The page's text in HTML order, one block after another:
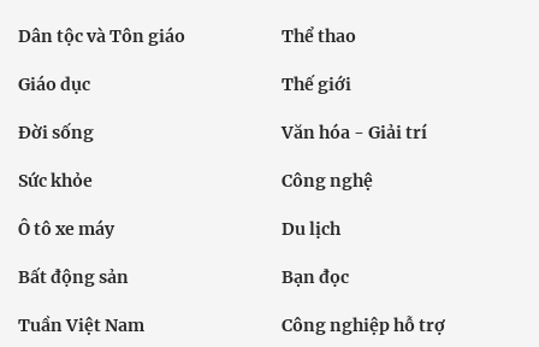
Dân tộc và Tôn giáo Thể thao
Giáo dục Thế giới
Đời sống Văn hóa - Giải trí
Sức khỏe Công nghệ
Ô tô xe máy Du lịch
Bất động sản Bạn đọc
Tuần Việt Nam Công nghiệp hỗ trợ